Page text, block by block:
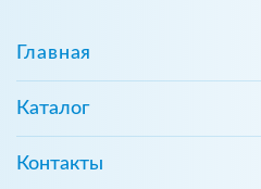
Главная
Каталог
Контакты